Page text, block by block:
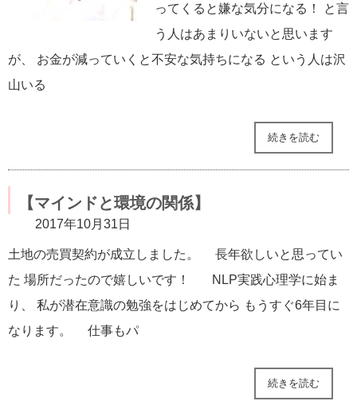
ってくると嫌な気分になる！ と言
う人はあまりいないと思います
が、 お金が減っていくと不安な気持ちになる という人は沢
山いる
続きを読む
【マインドと環境の関係】
2017年10月31日
土地の売買契約が成立しました。 長年欲しいと思ってい
た 場所だったので嬉しいです！ NLP実践心理学に始ま
り、 私が潜在意識の勉強をはじめてから もうすぐ6年目に
なります。 仕事もパ
続きを読む